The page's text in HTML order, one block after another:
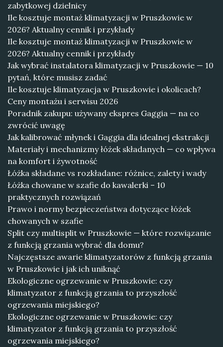
zabytkowej dzielnicy
Ile kosztuje montaż klimatyzacji w Pruszkowie w
2026? Aktualny cennik i przykłady
Ile kosztuje montaż klimatyzacji w Pruszkowie w
2026? Aktualny cennik i przykłady
Jak wybrać instalatora klimatyzacji w Pruszkowie — 10
pytań, które musisz zadać
Ile kosztuje klimatyzacja w Pruszkowie i okolicach?
Ceny montażu i serwisu 2026
Poradnik zakupu: używany ekspres Gaggia — na co
zwrócić uwagę
Jak kalibrować młynek i Gaggia dla idealnej ekstrakcji
Materiały i mechanizmy łóżek składanych — co wpływa
na komfort i żywotność
Łóżka składane vs rozkładane: różnice, zalety i wady
Łóżka chowane w szafie do kawalerki – 10
praktycznych rozwiązań
Prawo i normy bezpieczeństwa dotyczące łóżek
chowanych w szafie
Split czy multisplit w Pruszkowie — które rozwiązanie
z funkcją grzania wybrać dla domu?
Najczęstsze awarie klimatyzatorów z funkcją grzania
w Pruszkowie i jak ich uniknąć
Ekologiczne ogrzewanie w Pruszkowie: czy
klimatyzator z funkcją grzania to przyszłość
ogrzewania miejskiego?
Ekologiczne ogrzewanie w Pruszkowie: czy
klimatyzator z funkcją grzania to przyszłość
ogrzewania miejskiego?